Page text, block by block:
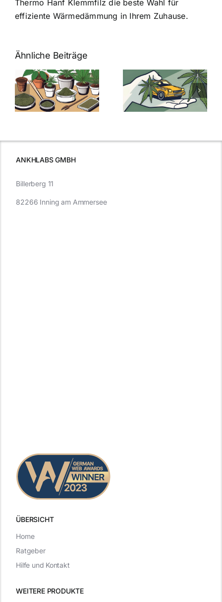
Thermo Hanf Klemmfilz die beste Wahl für
effiziente Wärmedämmung in Ihrem Zuhause.
Ähnliche Beiträge
Neue THC-
Grenzwert-
Regelung:
Was Sie über
Cannabis und
müssen
Cannabis
Samen
kaufen: Alles
was Sie
ANKHLABS GMBH
ÜBERSICHT
WEITERE PRODUKTE
Billerberg 11
82266 Inning am Ammersee
Home
Ratgeber
Hilfe und Kontakt